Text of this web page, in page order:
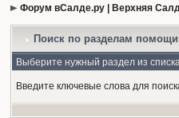
Форум вСалде.ру | Верхняя
Поиск по разделам помощи
Выберите нужный раздел из
Введите ключевые слова для